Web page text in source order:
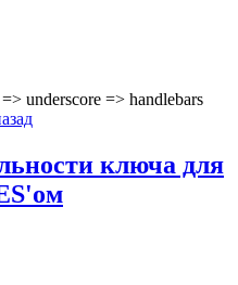
underscore => handlebars
ключа для